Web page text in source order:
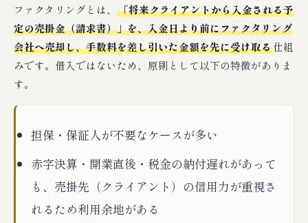
ファクタリングとは、 「将来クライアントから入金される予
定の売掛金（請求書）」を、入金日より前にファクタリング
会社へ売却し、手数料を差し引いた金額を先に受け取る仕組
みです。借入ではないため、原則として以下の特徴がありま
す。
担保・保証人が不要なケースが多い
赤字決算・開業直後・税金の納付遅れがあって
も、売掛先（クライアント）の信用力が重視さ
れるため利用余地がある